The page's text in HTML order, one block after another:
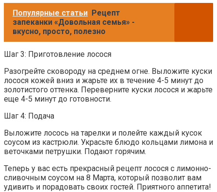
Популярные статьи Рецепт
запеканки «Довольная семья» -
вкусно, просто, полезно
Шаг 3: Приготовление лосося
Разогрейте сковороду на среднем огне. Выложите куски
лосося кожей вниз и жарьте их в течение 4-5 минут до
золотистого оттенка. Переверните куски лосося и жарьте
еще 4-5 минут до готовности.
Шаг 4: Подача
Выложите лосось на тарелки и полейте каждый кусок
соусом из кастрюли. Украсьте блюдо кольцами лимона и
веточками петрушки. Подают горячим.
Теперь у вас есть прекрасный рецепт лосося с лимонно-
сливочным соусом на 8 Марта, который позволит вам
удивить и порадовать своих гостей. Приятного аппетита!